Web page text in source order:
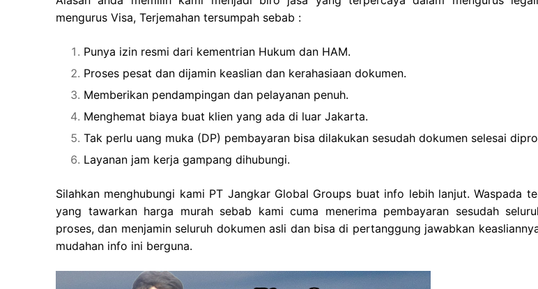
mengurus Visa, Terjemahan tersumpah sebab :
Punya izin resmi dari kementrian Hukum dan HAM.
Proses pesat dan dijamin keaslian dan kerahasiaan dokumen.
Memberikan pendampingan dan pelayanan penuh.
Menghemat biaya buat klien yang ada di luar Jakarta.
Tak perlu uang muka (DP) pembayaran bisa dilakukan sesudah dokumen selesai
Layanan jam kerja gampang dihubungi.
Silahkan menghubungi kami PT Jangkar Global Groups buat info lebih lanjut. Waspada
yang tawarkan harga murah sebab kami cuma menerima pembayaran sesudah
proses, dan menjamin seluruh dokumen asli dan bisa di pertanggung jawabkan
mudahan info ini berguna.